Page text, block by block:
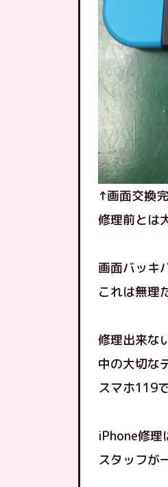
↑画面交換
修理前とは
画面バッキ
これは無理
修理出来な
中の大切な
スマホ119
iPhone修理
スタッフが